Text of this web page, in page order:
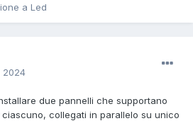
a Led
2024
due pannelli che supportano
collegati in parallelo su unico